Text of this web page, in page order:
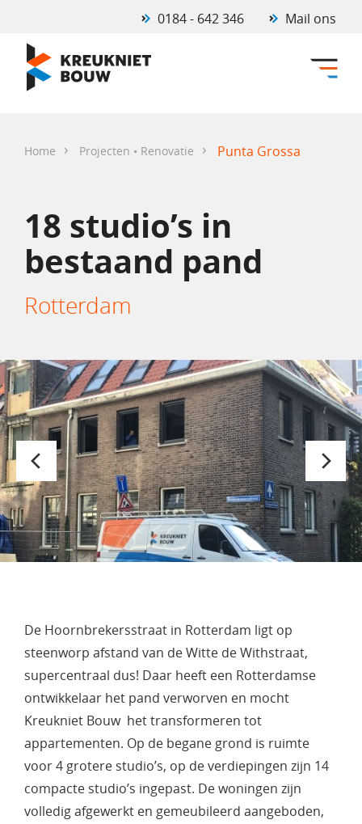
0184 - 642 346 Mail ons
Home › Projecten • Renovatie › Punta Grossa
18 studio’s in
bestaand pand
Rotterdam
De Hoornbrekersstraat in Rotterdam ligt op
steenworp afstand van de Witte de Withstraat,
supercentraal dus! Daar heeft een Rotterdamse
ontwikkelaar het pand verworven en mocht
Kreukniet Bouw het transformeren tot
appartementen. Op de begane grond is ruimte
voor 4 grotere studio’s, op de verdiepingen zijn 14
compacte studio’s ingepast. De woningen zijn
volledig afgewerkt en gemeubileerd aangeboden,